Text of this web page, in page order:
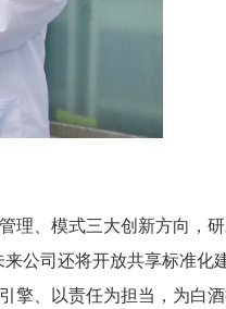
理、模式三大创新方向，
公司还将开放共享标准化
擎、以责任为担当，为白